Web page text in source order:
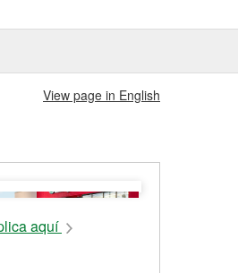
View page in English
aquí